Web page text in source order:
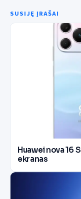
SUSIJĘ ĮRAŠAI
Huawei nova 16
ekranas